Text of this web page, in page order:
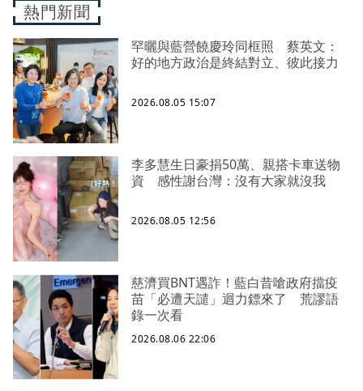
熱門新聞
罕曬與藍營饒慶玲同框照 蔡英文：
好的地方政治是終結對立、彼此接力
2026.08.05 15:07
李多慧生日豪捐50萬、親搭卡車送物
資 感性謝台灣：沒有大家就沒我
2026.08.05 12:56
慈濟買BNT遇詐！藍白昔嗆政府擋疫
苗「必遭天譴」迴力鏢來了 荒謬語
錄一次看
2026.08.06 22:06